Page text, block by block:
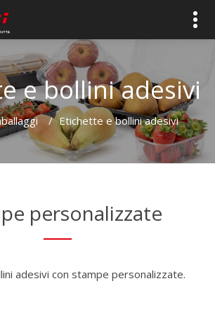
e bollini adesivi
/ Etichette e bollini adesivi
personalizzate
adesivi con stampe personalizzate.